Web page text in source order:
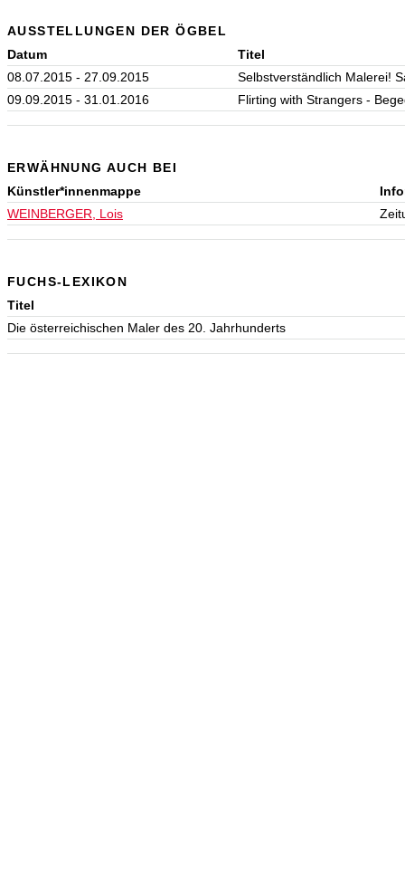
AUSSTELLUNGEN DER ÖGBEL
Datum
Titel
08.07.2015 - 27.09.2015
Selbstverständlich Malerei!
09.09.2015 - 31.01.2016
Flirting with Strangers -
ERWÄHNUNG AUCH BEI
Künstler*innenmappe
WEINBERGER, Lois
FUCHS-LEXIKON
Titel
Die österreichischen Maler des 20. Jahrhunderts